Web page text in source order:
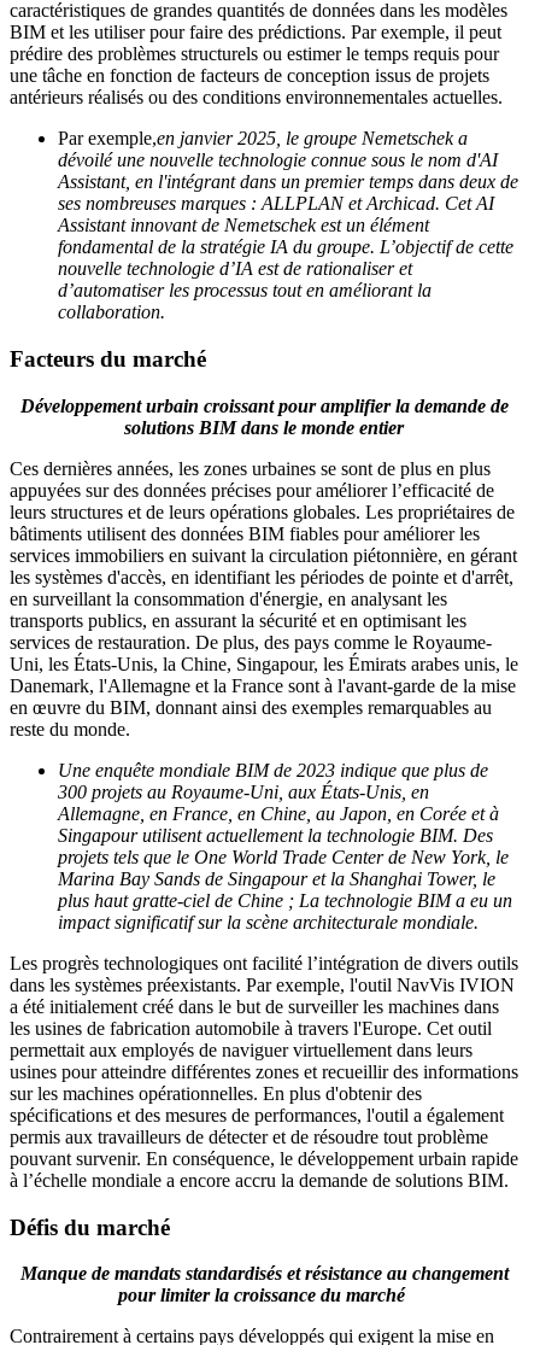
caractéristiques de grandes quantités de données dans les modèles
BIM et les utiliser pour faire des prédictions. Par exemple, il peut
prédire des problèmes structurels ou estimer le temps requis pour
une tâche en fonction de facteurs de conception issus de projets
antérieurs réalisés ou des conditions environnementales actuelles.
Par exemple,en janvier 2025, le groupe Nemetschek a
dévoilé une nouvelle technologie connue sous le nom d'AI
Assistant, en l'intégrant dans un premier temps dans deux de
ses nombreuses marques : ALLPLAN et Archicad. Cet AI
Assistant innovant de Nemetschek est un élément
fondamental de la stratégie IA du groupe. L’objectif de cette
nouvelle technologie d’IA est de rationaliser et
d’automatiser les processus tout en améliorant la
collaboration.
Facteurs du marché
Développement urbain croissant pour amplifier la demande de
solutions BIM dans le monde entier
Ces dernières années, les zones urbaines se sont de plus en plus
appuyées sur des données précises pour améliorer l’efficacité de
leurs structures et de leurs opérations globales. Les propriétaires de
bâtiments utilisent des données BIM fiables pour améliorer les
services immobiliers en suivant la circulation piétonnière, en gérant
les systèmes d'accès, en identifiant les périodes de pointe et d'arrêt,
en surveillant la consommation d'énergie, en analysant les
transports publics, en assurant la sécurité et en optimisant les
services de restauration. De plus, des pays comme le Royaume-
Uni, les États-Unis, la Chine, Singapour, les Émirats arabes unis, le
Danemark, l'Allemagne et la France sont à l'avant-garde de la mise
en œuvre du BIM, donnant ainsi des exemples remarquables au
reste du monde.
Une enquête mondiale BIM de 2023 indique que plus de
300 projets au Royaume-Uni, aux États-Unis, en
Allemagne, en France, en Chine, au Japon, en Corée et à
Singapour utilisent actuellement la technologie BIM. Des
projets tels que le One World Trade Center de New York, le
Marina Bay Sands de Singapour et la Shanghai Tower, le
plus haut gratte-ciel de Chine ; La technologie BIM a eu un
impact significatif sur la scène architecturale mondiale.
Les progrès technologiques ont facilité l’intégration de divers outils
dans les systèmes préexistants. Par exemple, l'outil NavVis IVION
a été initialement créé dans le but de surveiller les machines dans
les usines de fabrication automobile à travers l'Europe. Cet outil
permettait aux employés de naviguer virtuellement dans leurs
usines pour atteindre différentes zones et recueillir des informations
sur les machines opérationnelles. En plus d'obtenir des
spécifications et des mesures de performances, l'outil a également
permis aux travailleurs de détecter et de résoudre tout problème
pouvant survenir. En conséquence, le développement urbain rapide
à l’échelle mondiale a encore accru la demande de solutions BIM.
Défis du marché
Manque de mandats standardisés et résistance au changement
pour limiter la croissance du marché
Contrairement à certains pays développés qui exigent la mise en